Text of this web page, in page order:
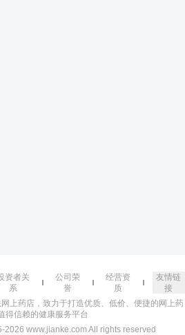
资者关
系
公司荣
誉
经营资
质
友情链
接
上药店，致力于打造优质、低价、便捷的网上药
得信赖的健康服务平台
2026 www.jianke.com All rights reserved